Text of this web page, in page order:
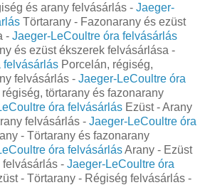
és arany felvásárlás - Jaeger-
Törtarany - Fazonarany és ezüst
- Jaeger-LeCoultre óra felvásárlás
és ezüst ékszerek felvásárlása -
felvásárlás Porcelán, régiség,
felvásárlás - Jaeger-LeCoultre óra
törtarany és fazonarany
óra felvásárlás Ezüst - Arany
felvásárlás - Jaeger-LeCoultre óra
- Törtarany és fazonarany
óra felvásárlásArany - Ezüst
- Jaeger-LeCoultre óra
- Törtarany - Régiség felvásárlás -